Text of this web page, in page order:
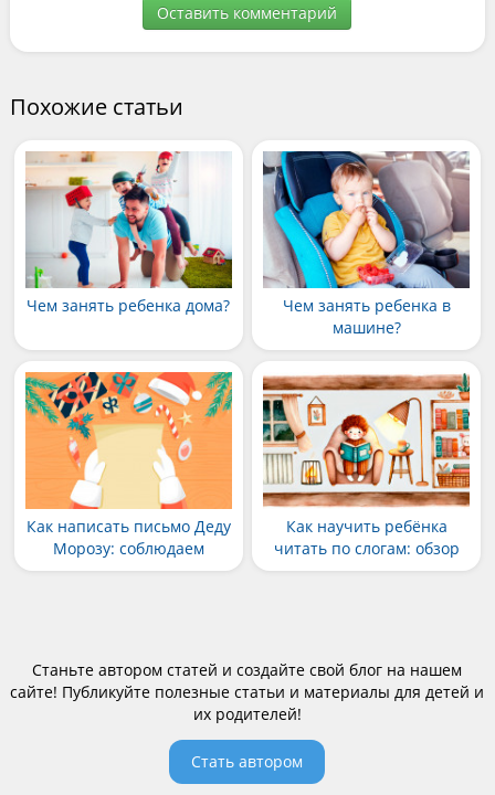
Оставить комментарий
Похожие статьи
Чем занять ребенка дома?
Чем занять ребенка в
машине?
Как написать письмо Деду
Морозу: соблюдаем
семейную
Как научить ребёнка
читать по слогам: обзор
методик, практические
Станьте автором статей и создайте свой блог на нашем
сайте! Публикуйте полезные статьи и материалы для детей и
их родителей!
Стать автором